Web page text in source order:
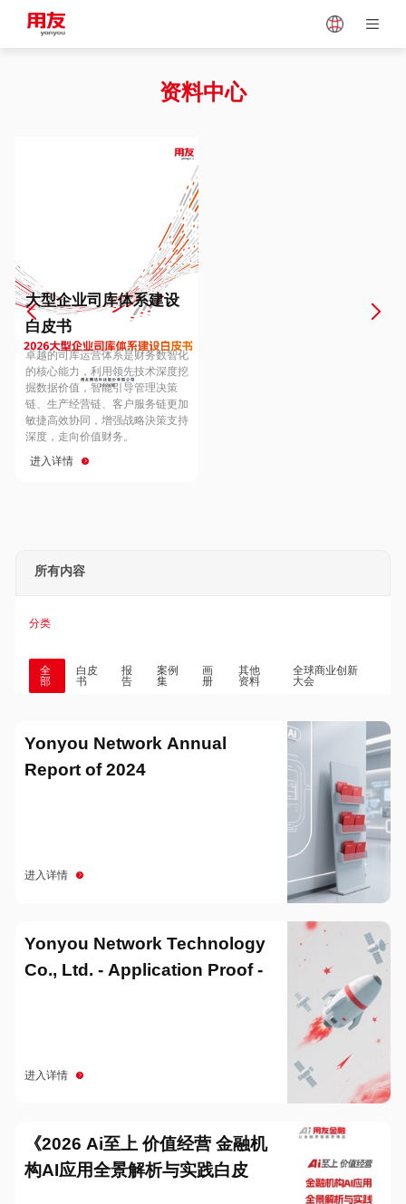
Vietnam
Europe
Hungary
Hong Kong
资料中心
大型企业司库体系建设
白皮书
卓越的司库运营体系是财务数智化
的核心能力，利用领先技术深度挖
掘数据价值，智能引导管理决策
链、生产经营链、客户服务链更加
敏捷高效协同，增强战略決策支持
深度，走向价值财务。
进入详情
所有内容
分类
全
部
白皮
书
报
告
案例
集
画
册
其他
资料
全球商业创新
大会
Yonyou Network Annual
Report of 2024
进入详情
Yonyou Network Technology
Co., Ltd. - Application Proof -
进入详情
《2026 Ai至上 价值经营 金融机
构AI应用全景解析与实践白皮